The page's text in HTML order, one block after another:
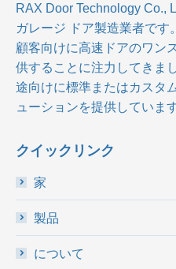
RAX Door Technology Co.,
ガレージ ドア製造業者で
顧客向けに高速ドアのワン
供することに注力してきま
途向けに標準またはカスタ
ューションを提供しています
クイックリンク
家
製品
について